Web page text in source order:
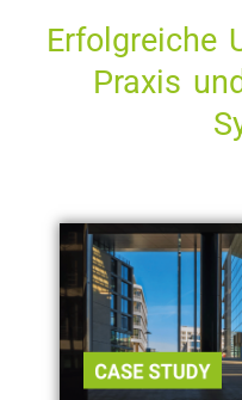
Erfolgreiche
Praxis